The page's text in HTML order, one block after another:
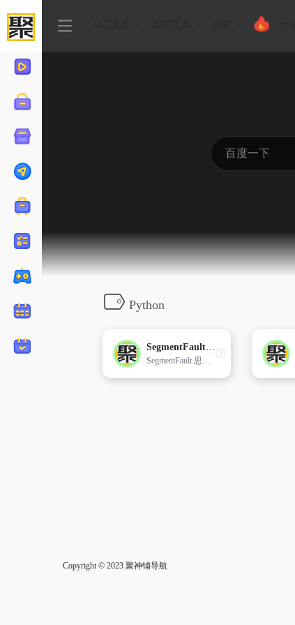
Python
SegmentFault 思否
SegmentFault 思否是中国专业的开发者技术社区。我们以技术问答、技术博客、技术课程、技术资讯为核心的产品形态，为开发者提供纯粹、高质的技术交流平台。
Copyright © 2023 聚神铺导航